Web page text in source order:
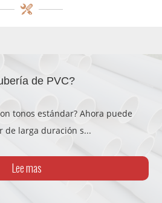
de PVC?
tonos estándar? Ahora puede
de larga duración s...
Lee mas